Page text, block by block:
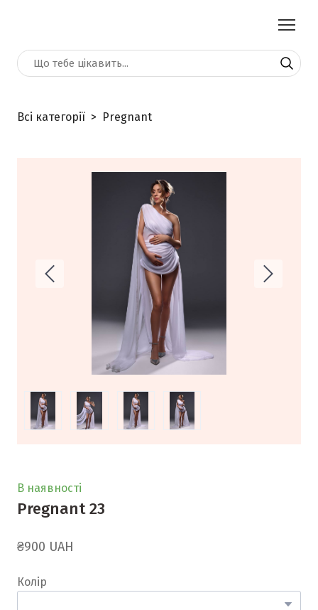
Всі категорії Pregnant
В наявності
Pregnant 23
₴900 UAH
Колір